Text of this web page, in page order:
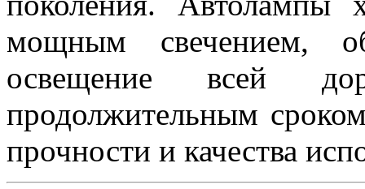
мощным свечением,
освещение всей
продолжительным
прочности и качества